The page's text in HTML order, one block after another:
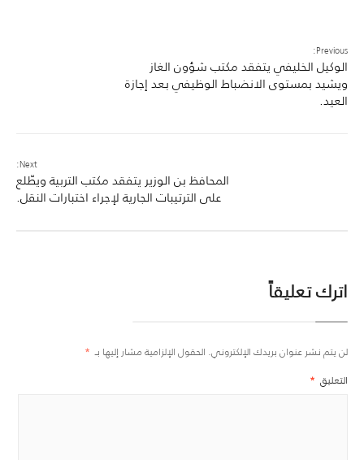
Previous:
الوكيل الخليفي يتفقد مكتب شؤون الغاز
ويشيد بمستوى الانضباط الوظيفي بعد إجازة
العيد.
Next:
المحافظ بن الوزير يتفقد مكتب التربية ويطّلع
على الترتيبات الجارية لإجراء اختبارات النقل.
اترك تعليقاً
لن يتم نشر عنوان بريدك الإلكتروني. الحقول الإلزامية مشار إليها بـ *
التعليق *